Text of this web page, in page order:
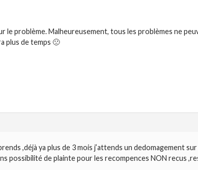
le problème. Malheureusement, tous les problèmes ne
plus de temps 🙁
,déjà ya plus de 3 mois j’attends un dedomagement
possibilité de plainte pour les recompences NON recus